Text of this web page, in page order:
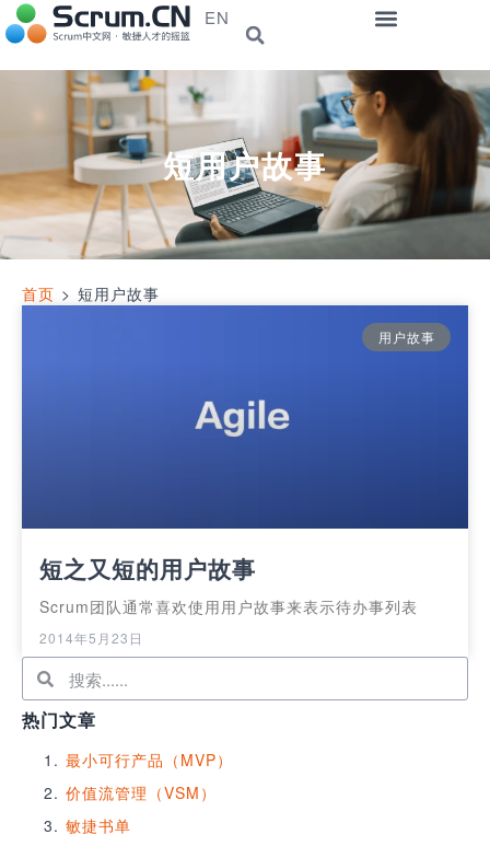
EN
短用户故事
首页 > 短用户故事
用户故事
短之又短的用户故事
Scrum团队通常喜欢使用用户故事来表示待办事列表
2014年5月23日
热门文章
最小可行产品（MVP）
价值流管理（VSM）
敏捷书单